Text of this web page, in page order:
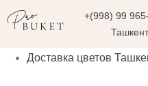
+(998) 99
Ташкент
Доставка цветов